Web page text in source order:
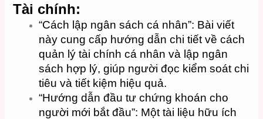
Tài chính:
“Cách lập ngân sách cá nhân”: Bài viết
này cung cấp hướng dẫn chi tiết về cách
quản lý tài chính cá nhân và lập ngân
sách hợp lý, giúp người đọc kiểm soát chi
tiêu và tiết kiệm hiệu quả.
“Hướng dẫn đầu tư chứng khoán cho
người mới bắt đầu”: Một tài liệu hữu ích